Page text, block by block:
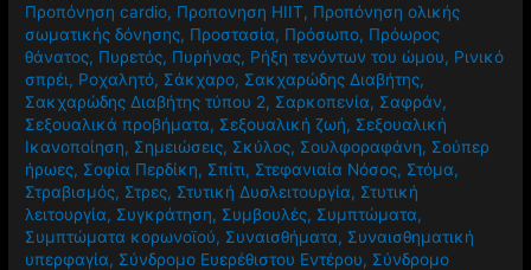
Προπόνηση cardio, Προπονηση HIIT, Προπόνηση ολικής
σωματικής δόνησης, Προστασία, Πρόσωπο, Πρόωρος
θάνατος, Πυρετός, Πυρήνας, Ρήξη τενόντων του ώμου, Ρινικό
σπρέι, Ροχαλητό, Σάκχαρο, Σακχαρώδης Διαβήτης,
Σακχαρώδης Διαβήτης τύπου 2, Σαρκοπενία, Σαφράν,
Σεξουαλικά προβήματα, Σεξουαλική ζωή, Σεξουαλική
Ικανοποίηση, Σημειώσεις, Σκύλος, Σουλφοραφάνη, Σούπερ
ήρωες, Σοφία Περδίκη, Σπίτι, Στεφανιαία Νόσος, Στόμα,
Στραβισμός, Στρες, Στυτική Δυσλειτουργία, Στυτική
λειτουργία, Συγκράτηση, Συμβουλές, Συμπτώματα,
Συμπτώματα κορωνοϊού, Συναισθήματα, Συναισθηματική
υπερφαγία, Σύνδρομο Ευερέθιστου Εντέρου, Σύνδρομο